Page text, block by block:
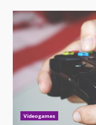
Videogames